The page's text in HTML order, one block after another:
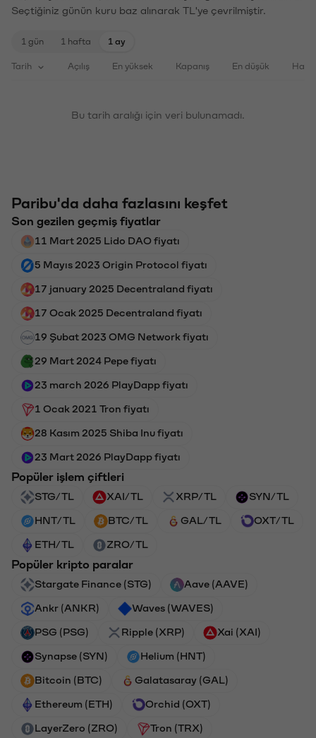
Seçtiğiniz günün kuru baz alınarak TL'ye çevrilmiştir.
1 gün 1 hafta 1 ay
Tarih Açılış En yüksek Kapanış En düşük
Bu tarih aralığı için veri bulunamadı.
Paribu'da daha fazlasını keşfet
Son gezilen geçmiş fiyatlar
11 Mart 2025 Lido DAO fiyatı
5 Mayıs 2023 Origin Protocol fiyatı
17 january 2025 Decentraland fiyatı
17 Ocak 2025 Decentraland fiyatı
19 Şubat 2023 OMG Network fiyatı
29 Mart 2024 Pepe fiyatı
23 march 2026 PlayDapp fiyatı
1 Ocak 2021 Tron fiyatı
28 Kasım 2025 Shiba Inu fiyatı
23 Mart 2026 PlayDapp fiyatı
Popüler işlem çiftleri
STG/TL XAI/TL XRP/TL SYN/TL
HNT/TL BTC/TL GAL/TL OXT/TL
ETH/TL ZRO/TL
Popüler kripto paralar
Stargate Finance (STG) Aave (AAVE)
Ankr (ANKR) Waves (WAVES)
PSG (PSG) Ripple (XRP) Xai (XAI)
Synapse (SYN) Helium (HNT)
Bitcoin (BTC) Galatasaray (GAL)
Ethereum (ETH) Orchid (OXT)
LayerZero (ZRO) Tron (TRX)